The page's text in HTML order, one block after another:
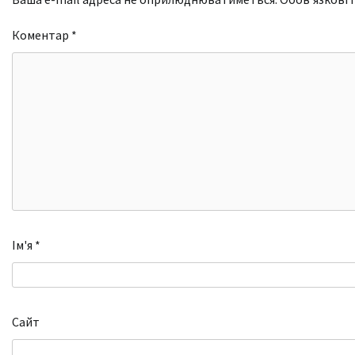
Коментар *
Ім'я *
Сайт